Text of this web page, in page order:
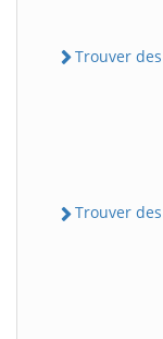
Trouver
Trouver